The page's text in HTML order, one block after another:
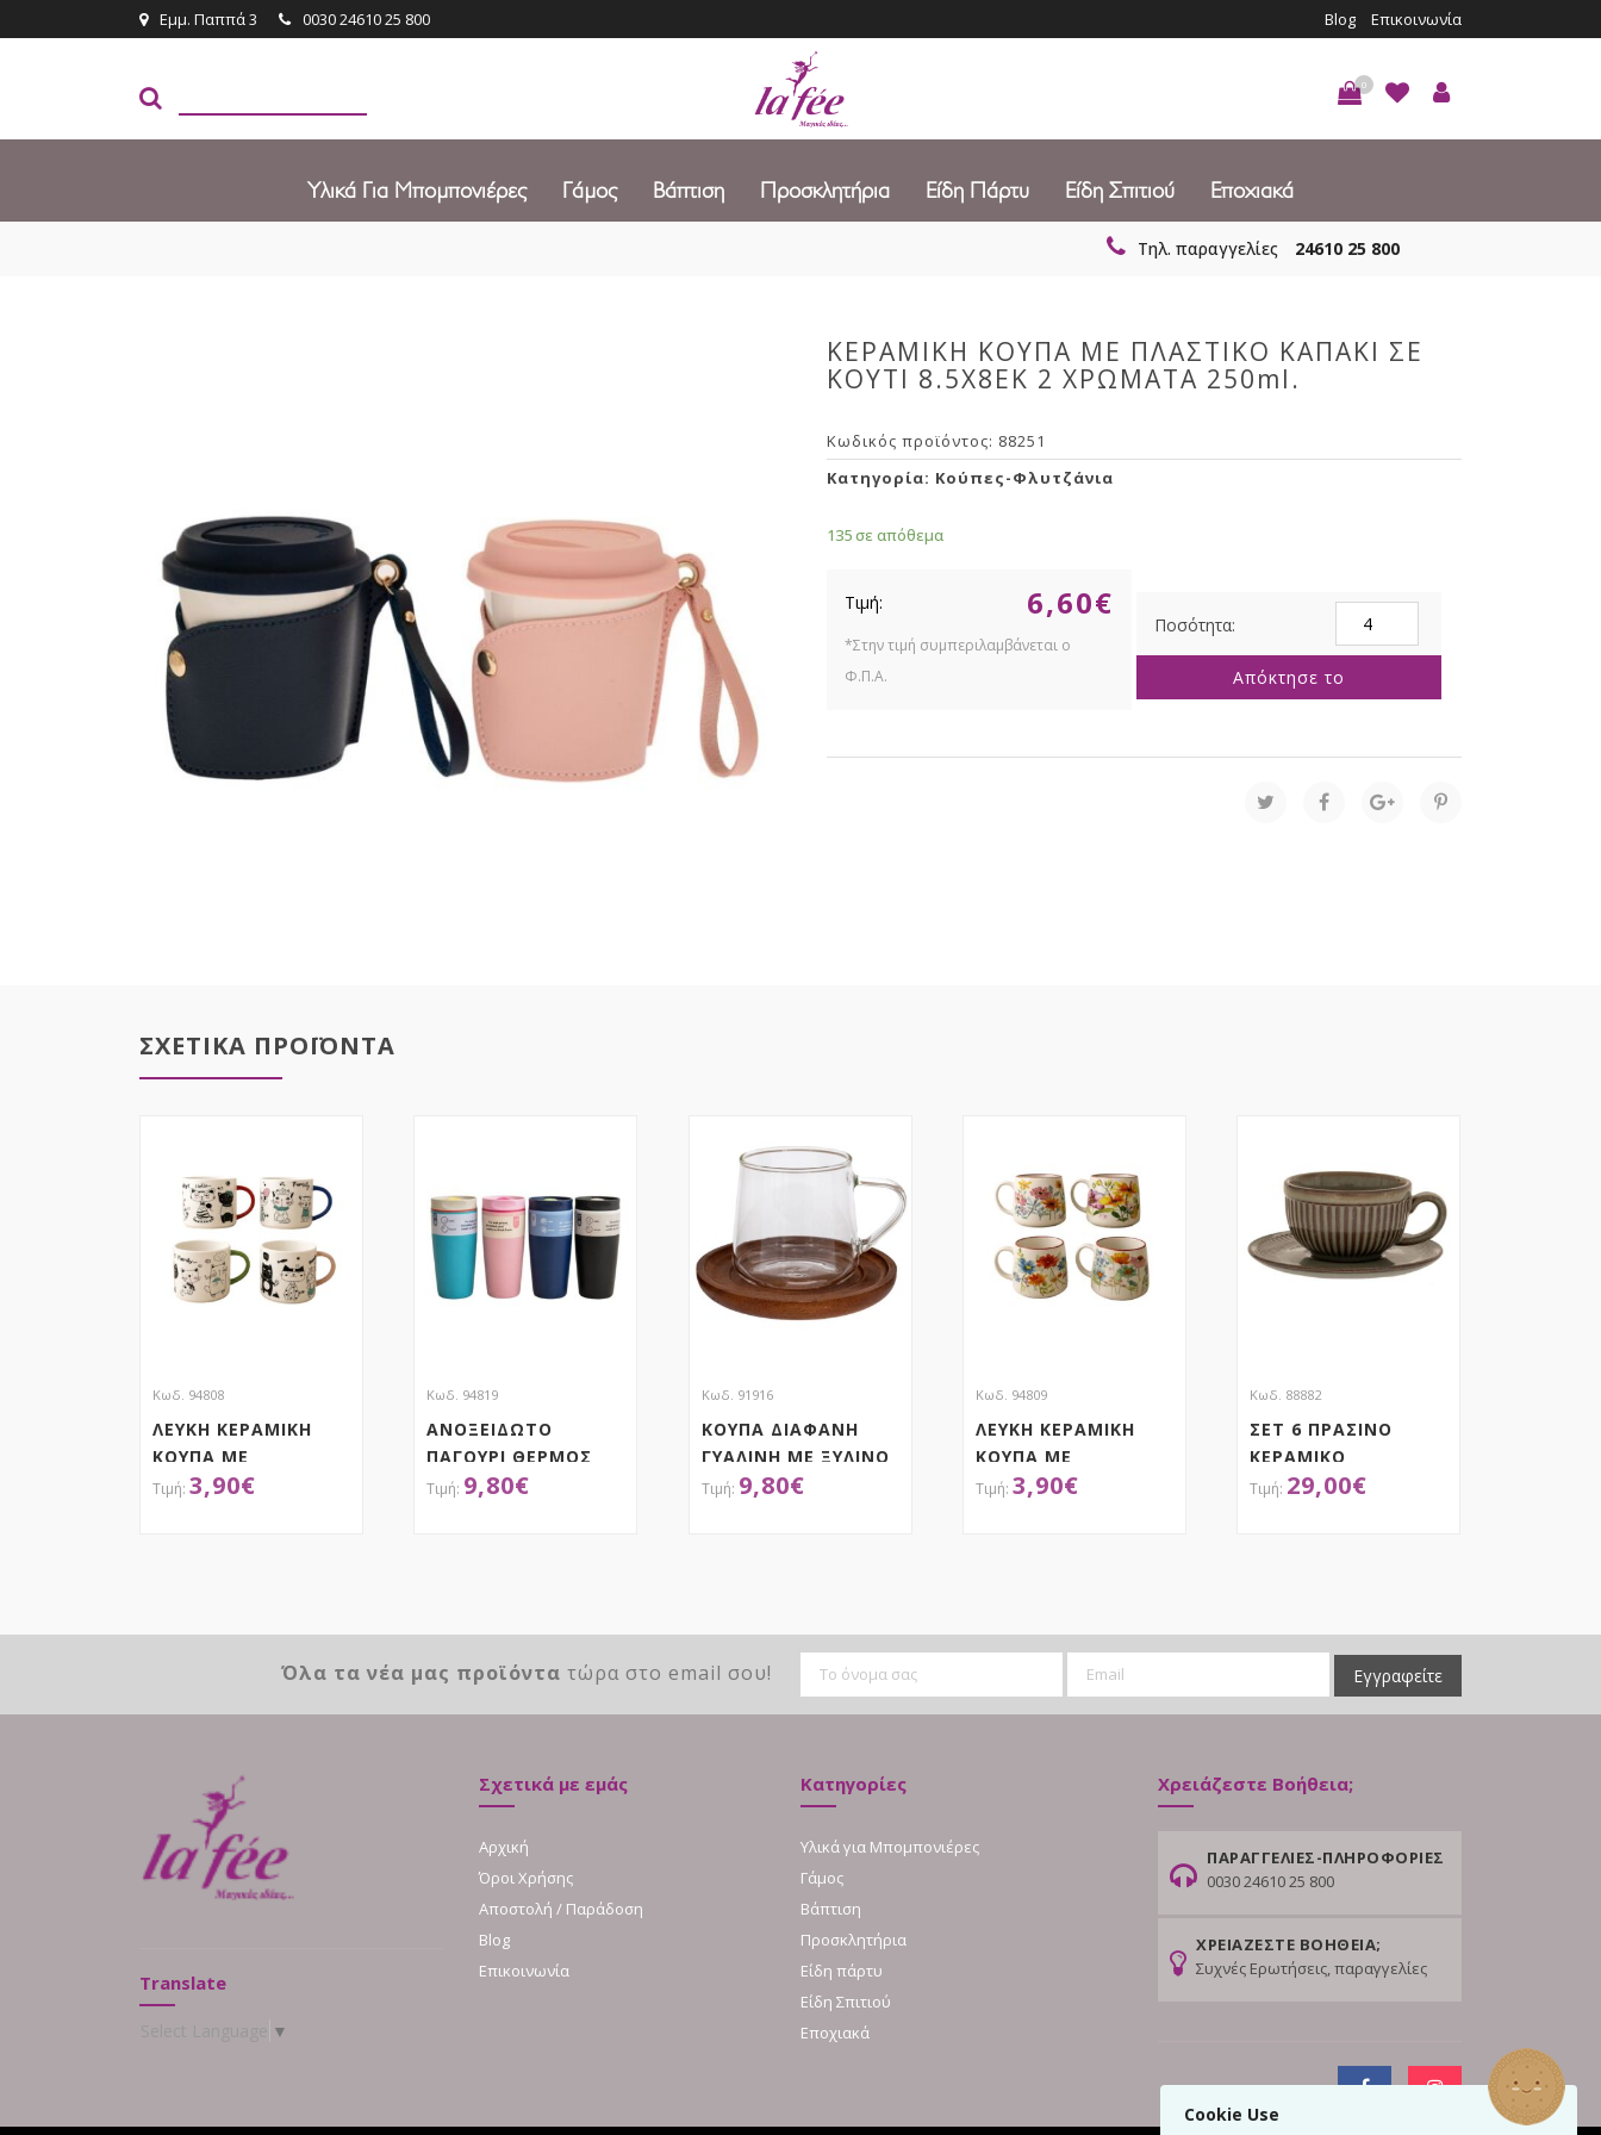
Cookie Use
Εμμ. Παππά 3 0030 24610 25 800 Blog Επικοινωνία
0
Υλικά Για Μπομπονιέρες Γάμος Βάπτιση Προσκλητήρια Είδη Πάρτυ Είδη Σπιτιού Εποχιακά
Τηλ. παραγγελίες 24610 25 800
ΚΕΡΑΜΙΚΗ ΚΟΥΠΑ ΜΕ ΠΛΑΣΤΙΚΟ ΚΑΠΑΚΙ ΣΕ
ΚΟΥΤΙ 8.5Χ8ΕΚ 2 ΧΡΩΜΑΤΑ 250ml.
Κωδικός προϊόντος: 88251
Κατηγορία: Κούπες-Φλυτζάνια
135 σε απόθεμα
6,60€
ΚΟΥΠΑ
ΜΕ
ΠΛΑΣΤΙΚΟ
ΚΑΠΑΚΙ
ΚΟΥΤΙ
Απόκτησε το
ΣΧΕΤΙΚΑ ΠΡΟΪΟΝΤΑ
Κωδ. 94808
ΛΕΥΚΗ ΚΕΡΑΜΙΚΗ
ΚΟΥΠΑ ΜΕ
ΓΑΤΟΥΛΕΣ Φ10Χ9ΕΚ
3,90€
Κωδ. 94819
ΑΝΟΞΕΙΔΩΤΟ
ΠΑΓΟΥΡΙ ΘΕΡΜΟΣ
600ML 8Χ20ΕΚ, 4
9,80€
Κωδ. 91916
ΚΟΥΠΑ ΔΙΑΦΑΝΗ
ΓΥΑΛΙΝΗ ΜΕ ΞΥΛΙΝΟ
ΚΑΠΑΚΙ Φ13Χ9,5ΕΚ
9,80€
Κωδ. 94809
ΛΕΥΚΗ ΚΕΡΑΜΙΚΗ
ΚΟΥΠΑ ΜΕ
ΛΟΥΛΟΥΔΙΑ
3,90€
Κωδ. 88882
ΣΕΤ 6 ΠΡΑΣΙΝΟ
ΚΕΡΑΜΙΚΟ
ΦΛΥΤΖΑΝΑΚΙ TOY
29,00€
Όλα τα νέα μας προϊόντα τώρα στο email σου! Εγγραφείτε
Translate
▼
Σχετικά με εμάς
Αρχική
Όροι Χρήσης
Αποστολή / Παράδοση
Blog
Επικοινωνία
Κατηγορίες
Υλικά για Μπομπονιέρες
Γάμος
Βάπτιση
Προσκλητήρια
Είδη πάρτυ
Είδη Σπιτιού
Εποχιακά
Χρειάζεστε Βοήθεια;
ΠΑΡΑΓΓΕΛΙΕΣ-ΠΛΗΡΟΦΟΡΙΕΣ
0030 24610 25 800
ΧΡΕΙΑΖΕΣΤΕ ΒΟΗΘΕΙΑ;
Συχνές Ερωτήσεις, παραγγελίες